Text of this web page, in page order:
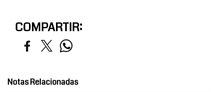
COMPARTIR:
Notas Relacionadas